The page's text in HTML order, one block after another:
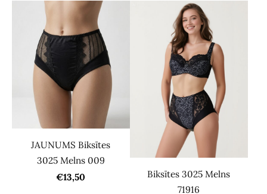
JAUNUMS Biksītes
3025 Melns 009
€13,50
Biksītes 3025 Melns
71916